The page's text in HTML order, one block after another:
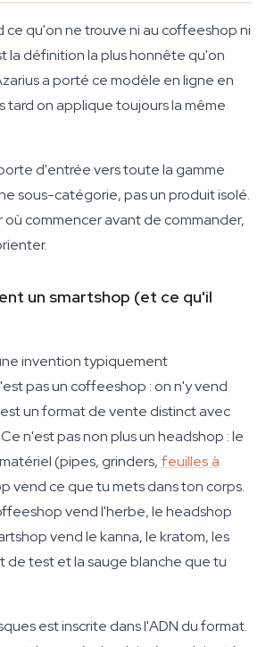
ce qu'on ne trouve ni au coffeeshop ni
la définition la plus honnête qu'on
a porté ce modèle en ligne en
tard on applique toujours la même
d'entrée vers toute la gamme
sous-catégorie, pas un produit isolé.
où commencer avant de commander,
un smartshop (et ce qu'il
invention typiquement
pas un coffeeshop : on n'y vend
un format de vente distinct avec
n'est pas non plus un headshop : le
(pipes, grinders, feuilles à
vend ce que tu mets dans ton corps.
vend l'herbe, le headshop
vend le kanna, le kratom, les
de test et la sauge blanche que tu
est inscrite dans l'ADN du format.